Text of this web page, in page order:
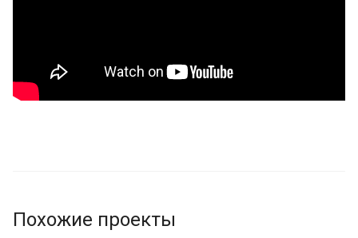
Похожие проекты